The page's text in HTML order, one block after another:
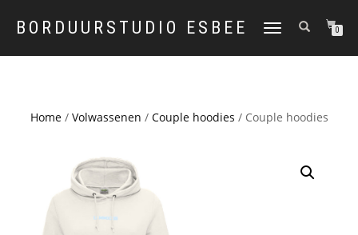
BORDUURSTUDIO ESBEE
TOGGLE
0
Home/ Volwassenen / Couple hoodies / Couple hoodies